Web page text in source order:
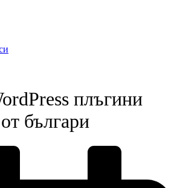
плъгини
българи